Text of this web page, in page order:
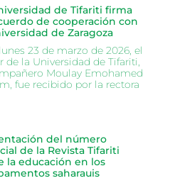
de Tifariti firma
de cooperación con
de Zaragoza
23 de marzo de 2026, el
de la Universidad de Tifariti,
Moulay Emohamed
fue recibido por la rectora
del número
de la Revista Tifariti
la educación en los
saharauis